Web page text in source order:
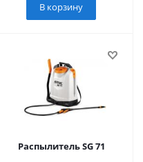
В корзину
Распылитель SG 71